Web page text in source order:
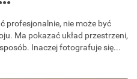
profesjonalnie, nie może być
Ma pokazać układ przestrzeni,
Inaczej fotografuje się...